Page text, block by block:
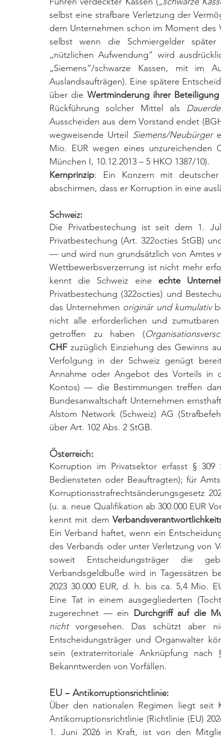
selbst eine strafbare Verletzung der
dem Unternehmen schon im Moment
selbst wenn die Schmiergelder
„nützlichen Aufwendung“ wird
„Siemens“/schwarze Kassen, mit im
Auslandsaufträgen). Eine spätere
über die Wertminderung ihrer
Rückführung solcher Mittel als
Ausscheiden aus dem Vorstand endet
wegweisende Urteil Siemens/Neubürger
Mio. EUR wegen eines unzureichenden
München I, 10.12.2013 – 5 HKO 1387/10).
Kernprinzip: Ein Konzern mit
abschirmen, dass er Korruption in eine
Schweiz:
Die Privatbestechung ist seit dem 1.
Privatbestechung (Art. 322octies StGB)
— und wird nun grundsätzlich von Amtes
Wettbewerbsverzerrung ist nicht mehr
kennt die Schweiz eine echte
Privatbestechung (322octies) und
das Unternehmen originär und kumulativ
nicht alle erforderlichen und
getroffen zu haben (
CHF zuzüglich Einziehung des Gewinns
Verfolgung in der Schweiz genügt
Annahme oder Angebot des Vorteils in
Kontos) — die Bestimmungen treffen
Bundesanwaltschaft Unternehmen
Alstom Network (Schweiz) AG
über Art. 102 Abs. 2 StGB.
Österreich:
Korruption im Privatsektor erfasst § 309
Bediensteten oder Beauftragten); für
Korruptionsstrafrechtsänderungsgesetz
(u. a. neue Qualifikation ab 300.000 EUR
kennt mit dem
Ein Verband haftet, wenn ein
des Verbands oder unter Verletzung
soweit Entscheidungsträger die
Verbandsgeldbuße wird in Tagessätzen
2023 30.000 EUR, d. h. bis ca. 5,4 Mio.
Eine Tat in einem ausgegliederten
zugerechnet — ein Durchgriff auf die
nicht vorgesehen. Das schützt aber
Entscheidungsträger und Organwalter
sein (extraterritoriale Anknüpfung
Bekanntwerden von Vorfällen.
EU – Antikorruptionsrichtlinie:
Über den nationalen Regimen liegt seit
Antikorruptionsrichtlinie (Richtlinie (EU)
1. Juni 2026 in Kraft, ist von den